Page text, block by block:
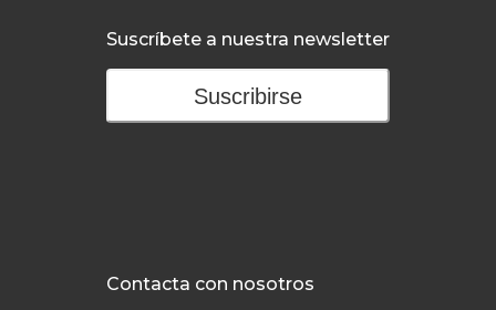
Suscríbete a nuestra newsletter
Suscribirse
Contacta con nosotros